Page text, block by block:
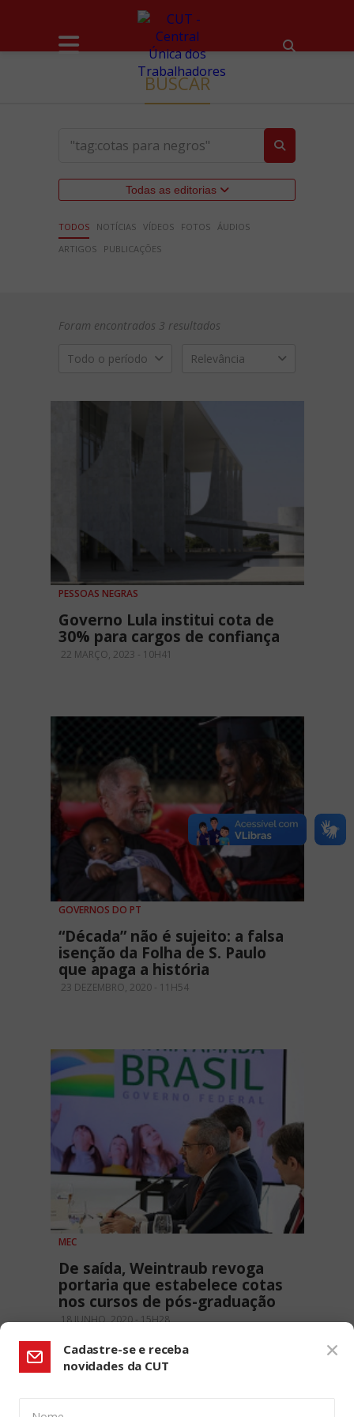
BUSCAR
Todas as editorias
TODOS NOTÍCIAS VÍDEOS FOTOS ÁUDIOS
ARTIGOS
PUBLICAÇÕES
Foram encontrados 3 resultados
Todo o período Relevância
PESSOAS NEGRAS
Governo Lula institui cota de
30% para cargos de confiança
22 MARÇO, 2023 - 10H41
GOVERNOS DO PT
“Década” não é sujeito: a falsa
isenção da Folha de S. Paulo
que apaga a história
23 DEZEMBRO, 2020 - 11H54
MEC
De saída, Weintraub revoga
portaria que estabelece cotas
nos cursos de pós-graduação
18 JUNHO, 2020 - 15H28
Cadastre-se e receba
novidades da CUT